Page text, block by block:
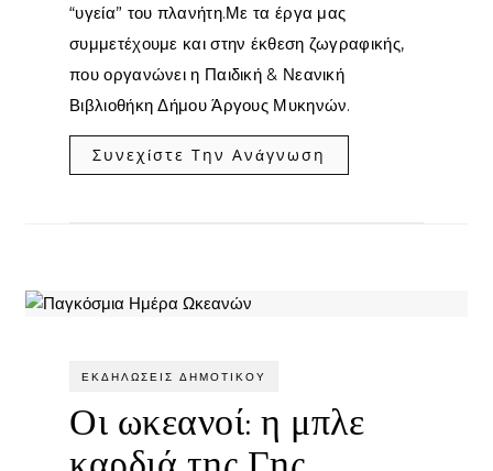
“υγεία” του πλανήτη.Με τα έργα μας
συμμετέχουμε και στην έκθεση ζωγραφικής,
που οργανώνει η Παιδική & Νεανική
Βιβλιοθήκη Δήμου Άργους Μυκηνών.
Συνεχίστε Την Ανάγνωση
ΕΚΔΗΛΏΣΕΙΣ ΔΗΜΟΤΙΚΟΎ
Οι ωκεανοί: η μπλε